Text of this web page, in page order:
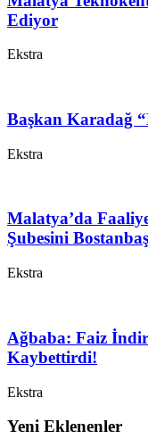
Ediyor
Ekstra
Başkan Karadağ
Ekstra
Malatya’da
Şubesini
Ekstra
Ağbaba: Faiz
Kaybettirdi!
Ekstra
Yeni Eklenenler